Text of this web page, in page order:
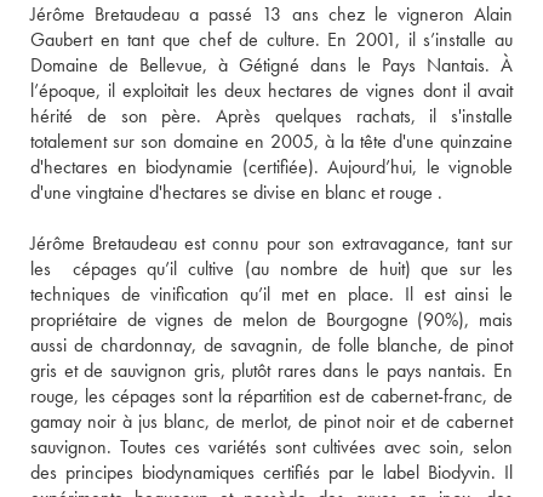
Jérôme Bretaudeau a passé 13 ans chez le vigneron Alain
Gaubert en tant que chef de culture. En 2001, il s’installe au
Domaine de Bellevue, à Gétigné dans le Pays Nantais. À
l’époque, il exploitait les deux hectares de vignes dont il avait
hérité de son père. Après quelques rachats, il s'installe
totalement sur son domaine en 2005, à la tête d'une quinzaine
d'hectares en biodynamie (certifiée). Aujourd’hui, le vignoble
d'une vingtaine d'hectares se divise en blanc et rouge .
Jérôme Bretaudeau est connu pour son extravagance, tant sur
les  cépages qu’il cultive (au nombre de huit) que sur les
techniques de vinification qu’il met en place. Il est ainsi le
propriétaire de vignes de melon de Bourgogne (90%), mais
aussi de chardonnay, de savagnin, de folle blanche, de pinot
gris et de sauvignon gris, plutôt rares dans le pays nantais. En
rouge, les cépages sont la répartition est de cabernet-franc, de
gamay noir à jus blanc, de merlot, de pinot noir et de cabernet
sauvignon. Toutes ces variétés sont cultivées avec soin, selon
des principes biodynamiques certifiés par le label Biodyvin. Il